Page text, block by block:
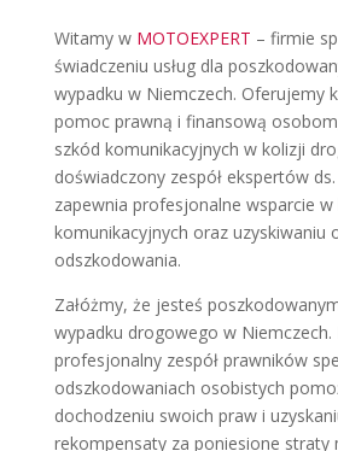
Witamy w MOTOEXPERT – firmie
świadczeniu usług dla
wypadku w Niemczech. Oferujemy
pomoc prawną i finansową
szkód komunikacyjnych w kolizji
doświadczony zespół ekspertów
zapewnia profesjonalne wsparcie
komunikacyjnych oraz uzyskiwaniu
odszkodowania.
Załóżmy, że jesteś
wypadku drogowego w Niemczech.
profesjonalny zespół prawników
odszkodowaniach osobistych
dochodzeniu swoich praw i
rekompensaty za poniesione straty